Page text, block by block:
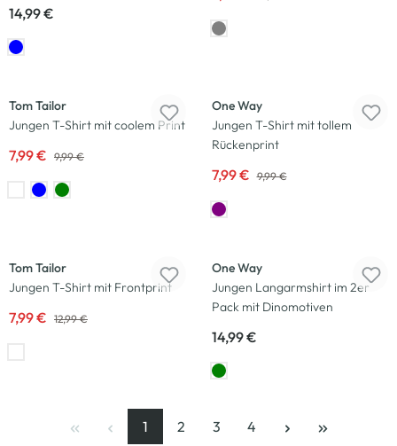
14,99 €
Tom Tailor
Jungen T-Shirt mit coolem Print
7,99 € 9,99 €
One Way
Jungen T-Shirt mit tollem
Rückenprint
7,99 € 9,99 €
Tom Tailor
Jungen T-Shirt mit Frontprint
7,99 € 12,99 €
One Way
Jungen Langarmshirt im 2er
Pack mit Dinomotiven
14,99 €
Seite
1
, aktuelle Seite
Seite
2
Seite
3
Seite
4